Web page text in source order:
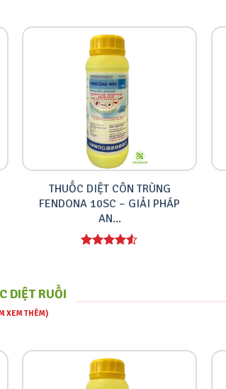
THUỐC DIỆT CÔN TRÙNG
FENDONA 10SC – GIẢI PHÁP
AN...
DIỆT RUỒI
XEM THÊM)